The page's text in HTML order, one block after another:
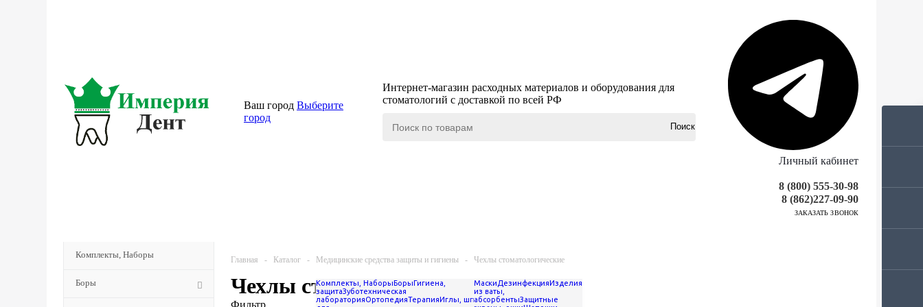
Ваш город Выберите
город
Интернет-магазин расходных материалов и оборудования для
стоматологий с доставкой по всей РФ
Личный кабинет
8 (800) 555-30-98
8 (862)227-09-90
ЗАКАЗАТЬ ЗВОНОК
Комплекты, Наборы
Боры
Главная - Каталог - Медицинские средства защиты и гигиены
Комплекты, НаборыБорыГигиена,
защитаЗуботехническая
лабораторияОртопедияТерапияИглы, шприцы
- Чехлы стоматологические
Маски ДезинфекцияИзделия
из ваты,
абсорбентыЗащитные
Чехлы стоматологические
Фильтр